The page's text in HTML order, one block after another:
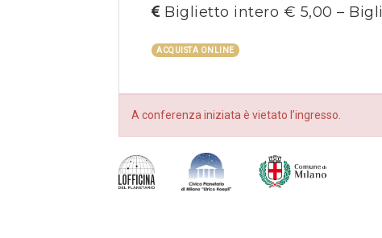
Biglietto intero € 5,00 –
ACQUISTA ONLINE
A conferenza iniziata è vietato l’ingresso.